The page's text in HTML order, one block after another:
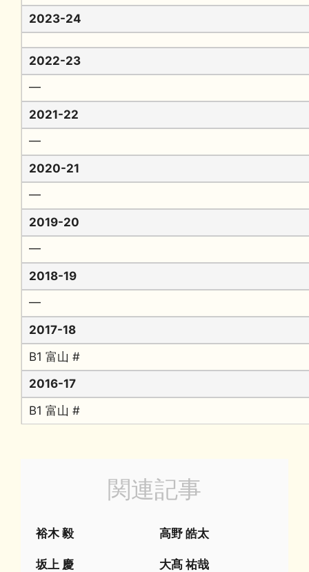
2023-24
2022-23
━
2021-22
━
2020-21
━
2019-20
━
2018-19
━
2017-18
B1 富山 #
2016-17
B1 富山 #
関連記事
裕木 毅 高野 皓太
坂上 慶 大髙 祐哉